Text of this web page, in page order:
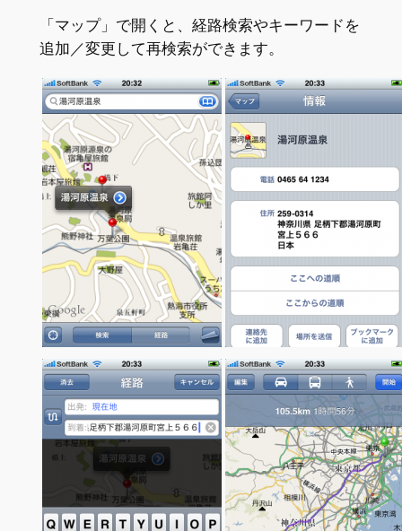
「マップ」で開くと、経路検索やキーワードを
追加／変更して再検索ができます。